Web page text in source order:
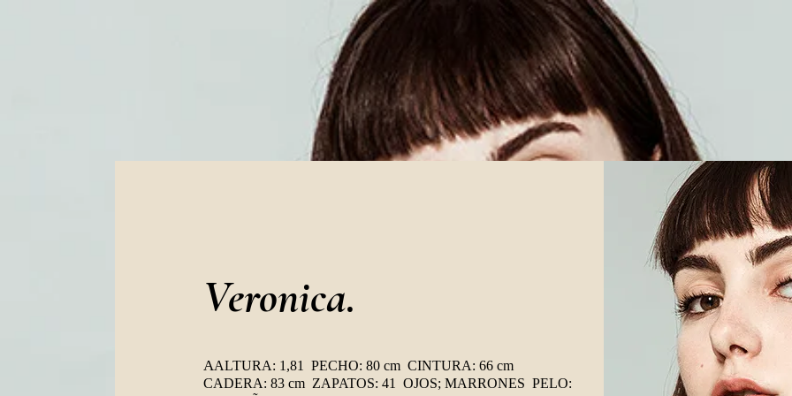
Veronica.
AALTURA: 1,81 PECHO: 80 cm CINTURA: 66 cm
CADERA: 83 cm ZAPATOS: 41 OJOS; MARRONES PELO: